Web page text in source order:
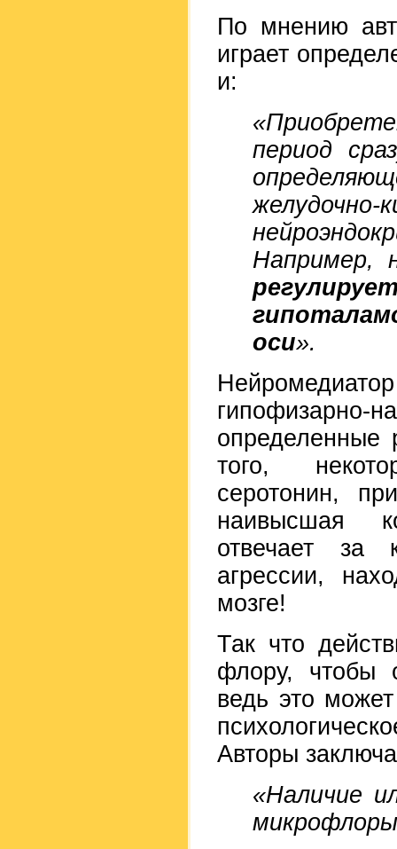
По мнению
играет
и:
период
Например,
оси».
определенные
того,
серотонин,
наивысшая
отвечает за
агрессии,
мозге!
Так что
флору, чтобы
ведь это
Авторы
«Наличие